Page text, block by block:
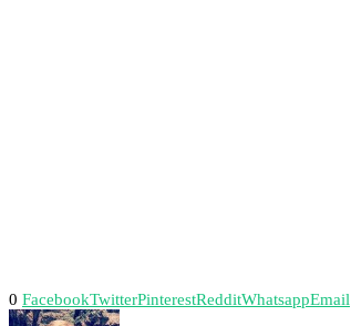
0 FacebookTwitterPinterestRedditWhatsappEmail